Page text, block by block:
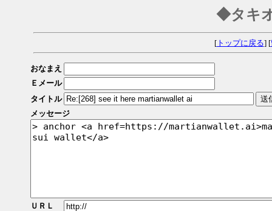
◆タキ
[トップに戻る] [
おなまえ
Ｅメール
タイトル
メッセージ
ＵＲＬ